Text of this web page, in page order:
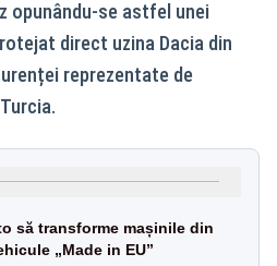
opunându-se astfel unei
direct uzina Dacia din
reprezentate de
să transforme mașinile din
„Made in EU”